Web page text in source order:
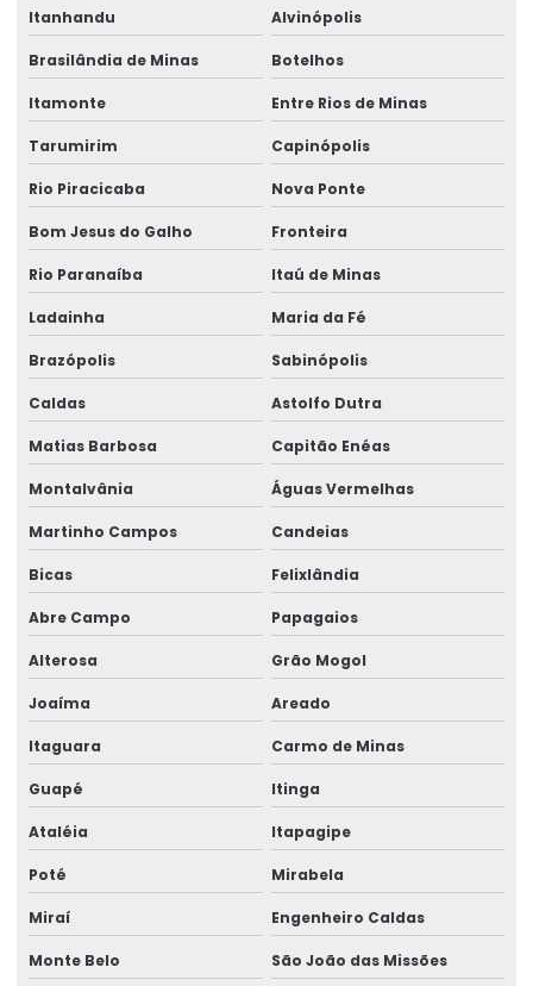
Talhas elétricas de cabo de aço swf
Talhas elétricas de corrente swf
Topografia caminho de rolamento
Treinamento Em Segurança De Elevadores
Treinamento para operadores de ponte rolante
Treinamento de ponte rolante
Trilhos para pontes rolantes
Trilhos de rolamento para pontes rolantes
Trole Elétrico
Trole Elétrico Para Produção E Montagem
Trole Motorizado Para Talha
Venda de peças para pontes rolantes
Venda de talha cabo de aço
Venda de talha elétrica para usina hidrelétrica
Itanhandu Alvinópolis
Brasilândia de Minas Botelhos
Itamonte Entre Rios de Minas
Tarumirim Capinópolis
Rio Piracicaba Nova Ponte
Bom Jesus do Galho Fronteira
Rio Paranaíba Itaú de Minas
Ladainha Maria da Fé
Brazópolis Sabinópolis
Caldas Astolfo Dutra
Matias Barbosa Capitão Enéas
Montalvânia Águas Vermelhas
Martinho Campos Candeias
Bicas Felixlândia
Abre Campo Papagaios
Alterosa Grão Mogol
Joaíma Areado
Itaguara Carmo de Minas
Guapé Itinga
Ataléia Itapagipe
Poté Mirabela
Miraí Engenheiro Caldas
Monte Belo São João das Missões